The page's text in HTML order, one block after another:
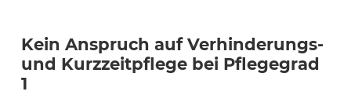
Kein Anspruch auf Verhinderungs-
und Kurzzeitpflege bei Pflegegrad
1